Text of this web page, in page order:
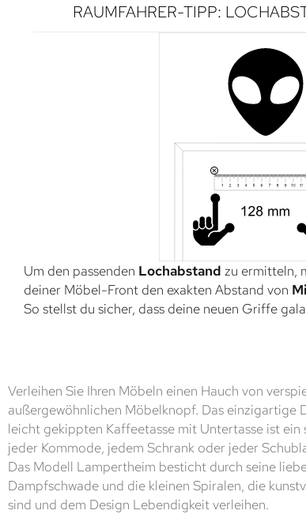
RAUMFAHRER-TIPP:
Um den passenden Lochabstand zu ermitteln,
deiner Möbel-Front den exakten Abstand von
So stellst du sicher, dass deine neuen Griffe
Verleihen Sie Ihren Möbeln einen Hauch von
außergewöhnlichen Möbelknopf. Das einzigartige
leicht gekippten Kaffeetasse mit Untertasse ist
jeder Kommode, jedem Schrank oder jeder
Das Modell Lampertheim besticht durch seine
Dampfschwade und die kleinen Spiralen, die
sind und dem Design Lebendigkeit verleihen.